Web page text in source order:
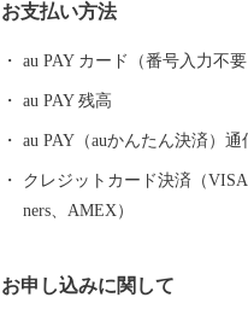
ール】 坂井市は福井県の北部に位置し、県内随一の穀
倉地帯である坂井平野が広がる
故郷です。) その他、若狭牛、甘えび、越前がに、花
らっきょう、越前そば、油揚げ
ており、地場産業である越前織
笑顔になれるまち坂井市へのご
お支払い方法
au PAY カード（番号入力不要
au PAY 残高
au PAY（auかんたん決済）
クレジットカード決済（
ners、AMEX）
お申し込みに関して